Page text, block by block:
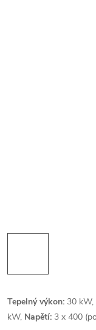
Tepelný výkon: 30 kW,
kW, Napětí: 3 x 400